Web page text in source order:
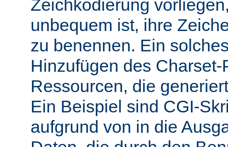
Zeichkodierung
unbequem ist, ihre
zu benennen. Ein
Hinzufügen des
Ressourcen, die
Ein Beispiel sind CGI-
aufgrund von in die